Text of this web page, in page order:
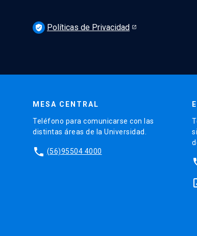
verified_user Políticas de Privacidad
MESA CENTRAL
Teléfono para comunicarse con las
distintas áreas de la Universidad.
phone (56)95504 4000